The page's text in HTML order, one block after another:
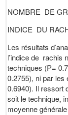
NOMBRE DE
INDICE DU
Les résultats
l’indice de rachis
techniques (P=
0.2755), ni par
0.6940). Il ressort
soit le technique,
moyenne